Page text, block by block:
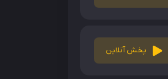
پخش آنلاین